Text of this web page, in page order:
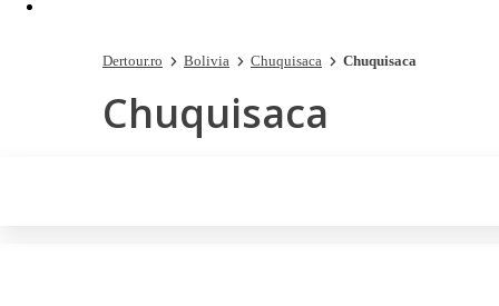
Dertour.ro Bolivia Chuquisaca Chuquisaca
Chuquisaca